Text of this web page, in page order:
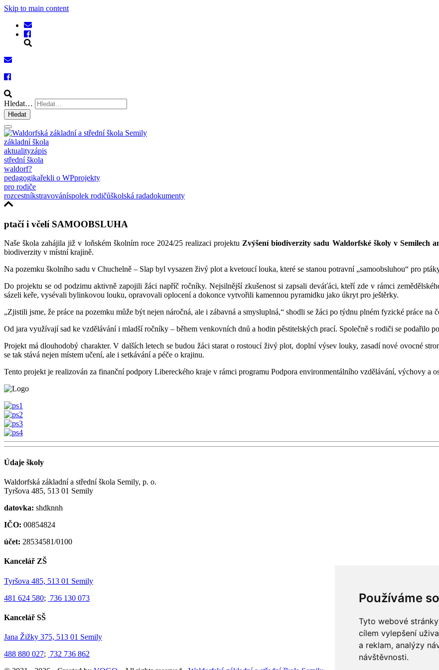
Používáme
Tyto webové
cílem vylepšení
a reklam, analýzy
návštěvnosti.
Skip to main content
Hledat…
Hledat
základní škola
aktualityzápis
střední škola
waldorf?
pedagogikařekli o WPprojekty
pro rodiče
rozcestníkstravováníspolek rodičůškolská radadokumenty
ptačí i včelí SAMOOBSLUHA
Naše škola zahájila již v loňském školním roce 2024/25 realizaci projektuZvýšení biodiverzity sadu Waldorfské školy v Semilech
biodiverzity v místní krajině.
Na pozemku školního sadu v Chuchelně – Slap byl vysazen živý plot a kvetoucí louka, které se stanou potravní „samoobsluhou“ pro
Do projektu se od podzimu aktivně zapojili žáci napříč ročníky. Nejsilnější zkušenost si zapsali deváťáci, kteří zde v rámci
sázeli keře, vysévali bylinkovou louku, opravovali oplocení a dokonce vytvořili kamennou pyramidku jako úkryt pro ještěrky.
„Zjistili jsme, že práce na pozemku může být nejen náročná, ale i zábavná a smysluplná,“ shodli se žáci po týdnu plném fyzické práce na
Od jara využívají sad ke vzdělávání i mladší ročníky – během venkovních dnů a hodin pěstitelských prací. Společně s rodiči se podařilo
Projekt má dlouhodobý charakter. V dalších letech se budou žáci starat o rostoucí živý plot, doplní výsev louky, zasadí nové ovocné
se tak stává nejen místem učení, ale i setkávání a péče o krajinu.
Tento projekt je realizován za finanční podpory Libereckého kraje v rámci programu Podpora environmentálního vzdělávání, výchovy a
Údaje školy
Waldorfská základní a střední škola Semily, p. o.
Tyršova 485, 513 01 Semily
datovka: shdknnh
IČO: 00854824
účet: 28534581/0100
Kancelář ZŠ
Tyršova 485, 513 01 Semily
481 624 580; 736 130 073
Kancelář SŠ
Jana Žižky 375, 513 01 Semily
488 880 027; 732 736 862